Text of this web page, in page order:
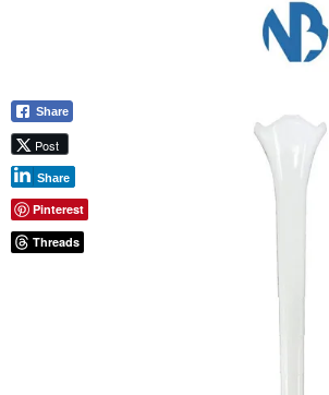
Share
Post
Share
Pinterest
Threads